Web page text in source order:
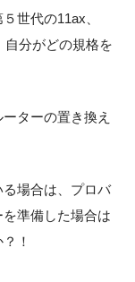
世代の11ax、
自分がどの規格を
ターの置き換え
場合は、プロバ
準備した場合は
！